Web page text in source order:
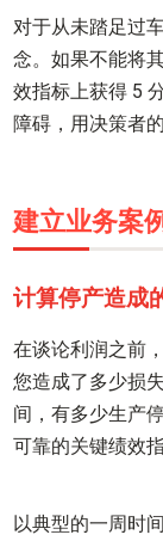
对于从未踏足过
念。如果不能将
效指标上获得 5
障碍，用决策者
建立业务案
计算停产造成
在谈论利润之前
您造成了多少损
间，有多少生产
可靠的关键绩效
以典型的一周时